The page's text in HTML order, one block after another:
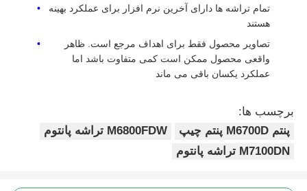
چیپ پانتوم
تمام تراشه ها دارای آخرین نرم افزار برای عملکرد بهینه
هستند
تصاویر محصول فقط برای اهداف مرجع است. ظاهر
واقعی محصول ممکن است کمی متفاوت باشد اما
عملکرد یکسان باقی می ماند
برچسب ها:
پنتم M6700D پنتم چیپ
M6800FDW تراشه پانتوم
M7100DN تراشه پانتوم